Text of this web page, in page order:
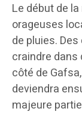
Le début de
orageuses
de pluies.
craindre dans
côté de
deviendra
majeure